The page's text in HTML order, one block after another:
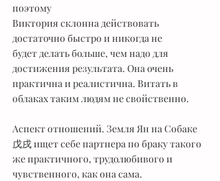
поэтому
Виктория склонна действовать
достаточно быстро и никогда не
будет делать больше, чем надо для
достижения результата. Она очень
практична и реалистична. Витать в
облаках таким людям не свойственно.
Аспект отношений. Земля Ян на Собаке
戊戌 ищет себе партнера по браку такого
же практичного, трудолюбивого и
чувственного, как она сама.